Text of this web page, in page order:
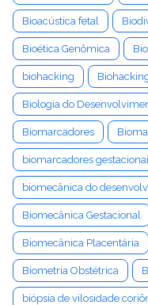
Bioacústica fetal
Bioética Genômica
biohacking
Biologia do
Biomarcadores
biomarcadores
biomecânica do
Biomecânica Gestacional
Biomecânica Placentária
Biometria Obstétrica
biópsia de vilosidade